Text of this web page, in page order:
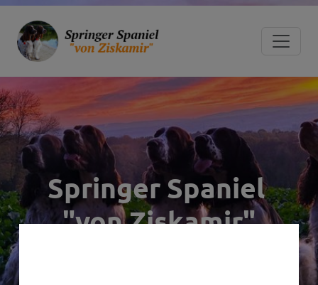
Springer Spaniel
"von Ziskamir"